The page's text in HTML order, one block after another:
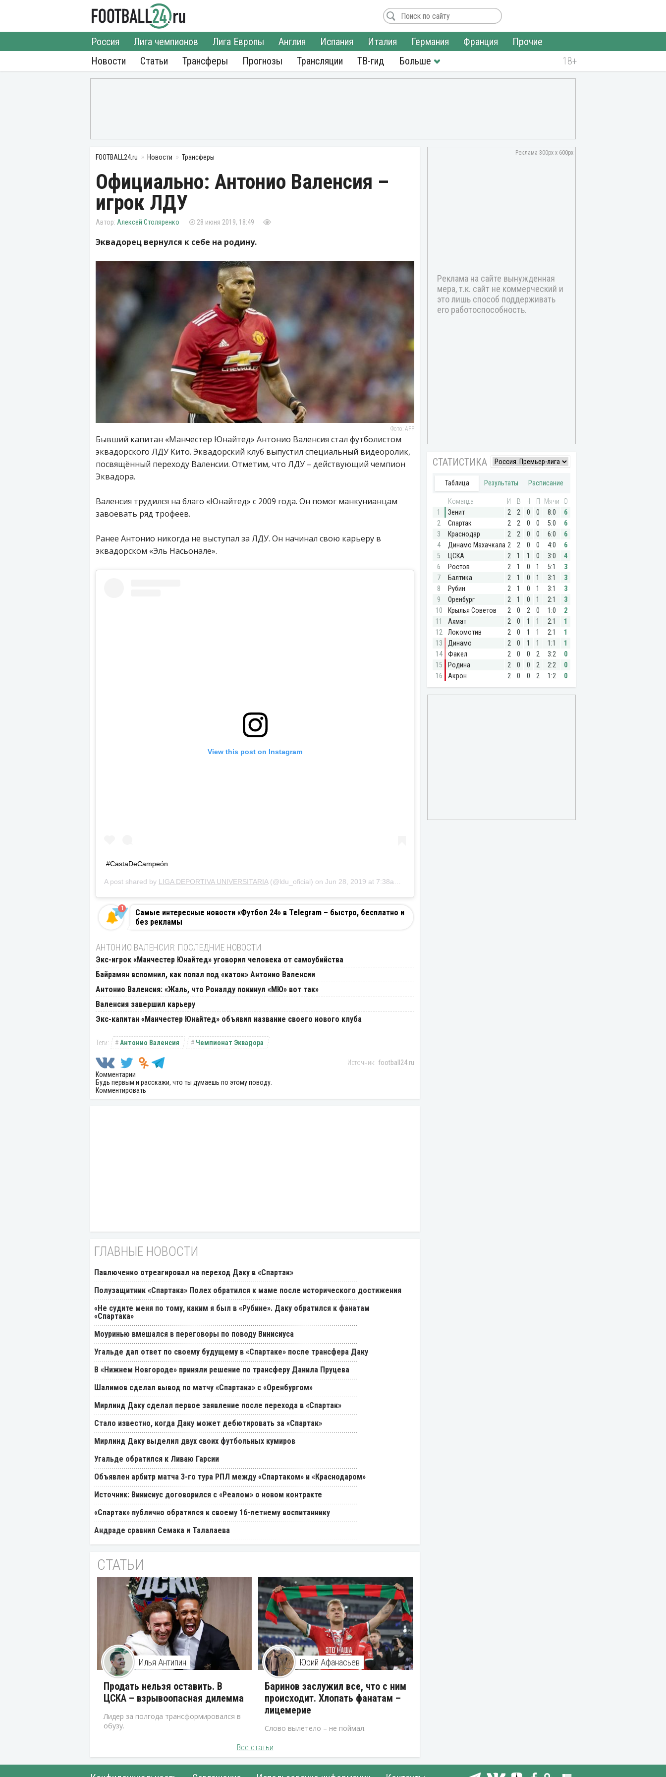
Новости
Россия Лига чемпионов Лига Европы Англия Испания Италия Германия Франция
Прочие
Статьи
Трансферы Прогнозы Трансляции ТВ-гид
FOOTBALL24.ru Новости Трансферы
Официально: Антонио Валенсия –
игрок ЛДУ
Алексей Столяренко 28 июня 2019, 18:49
Эквадорец вернулся к себе на родину.
Фото: AFP
Бывший капитан «Манчестер Юнайтед» Антонио Валенсия стал футболистом
эквадорского ЛДУ Кито. Эквадорский клуб выпустил специальный видеоролик,
посвящённый переходу Валенсии. Отметим, что ЛДУ – действующий чемпион
Эквадора.
Валенсия трудился на благо «Юнайтед» с 2009 года. Он помог манкунианцам
завоевать ряд трофеев.
Ранее Антонио никогда не выступал за ЛДУ. Он начинал свою карьеру в
эквадорском «Эль Насьонале».
View this post on Instagram
#CastaDeCampeón
A post shared by LIGA DEPORTIVA UNIVERSITARIA(@ldu_oficial) on Jun 28, 2019 at 7:38am PDT
Самые интересные новости «Футбол 24» в Telegram – быстро, бесплатно и
без рекламы
1
АНТОНИО ВАЛЕНСИЯ: ПОСЛЕДНИЕ НОВОСТИ
Экс-игрок «Манчестер Юнайтед» уговорил человека от самоубийства
Байрамян вспомнил, как попал под «каток» Антонио Валенсии
Антонио Валенсия: «Жаль, что Роналду покинул «МЮ» вот так»
Валенсия завершил карьеру
Экс-капитан «Манчестер Юнайтед» объявил название своего нового клуба
Антонио Валенсия Чемпионат Эквадора
football24.ru
Комментарии
Будь первым и расскажи, что ты думаешь по этому поводу.
Комментировать
ГЛАВНЫЕ НОВОСТИ
Павлюченко отреагировал на переход Даку в «Спартак»
Полузащитник «Спартака» Полех обратился к маме после исторического достижения
«Не судите меня по тому, каким я был в «Рубине». Даку обратился к фанатам
«Спартака»
Моуринью вмешался в переговоры по поводу Винисиуса
Угальде дал ответ по своему будущему в «Спартаке» после трансфера Даку
В «Нижнем Новгороде» приняли решение по трансферу Данила Пруцева
Шалимов сделал вывод по матчу «Спартака» с «Оренбургом»
Мирлинд Даку сделал первое заявление после перехода в «Спартак»
Стало известно, когда Даку может дебютировать за «Спартак»
Мирлинд Даку выделил двух своих футбольных кумиров
Угальде обратился к Ливаю Гарсии
Объявлен арбитр матча 3-го тура РПЛ между «Спартаком» и «Краснодаром»
Источник: Винисиус договорился с «Реалом» о новом контракте
«Спартак» публично обратился к своему 16-летнему воспитаннику
Андраде сравнил Семака и Талалаева
СТАТЬИ
Илья Антипин
Продать нельзя оставить. В
ЦСКА – взрывоопасная дилемма
Лидер за полгода трансформировался в
обузу.
Юрий Афанасьев
Баринов заслужил все, что с ним
происходит. Хлопать фанатам –
лицемерие
Слово вылетело – не поймал.
Все статьи